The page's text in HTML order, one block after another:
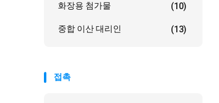
화장용 첨가물 (10)
중합 이산 대리인 (13)
접촉